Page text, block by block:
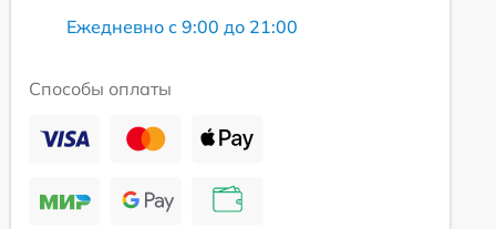
Ежедневно с 9:00 до 21:00
Способы оплаты